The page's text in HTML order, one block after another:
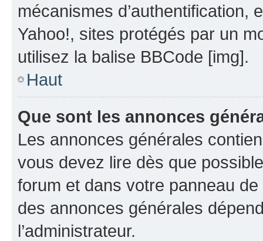
mécanismes d’authentification,
Yahoo!, sites protégés par un
utilisez la balise BBCode [img].
Haut
Que sont les annonces
Les annonces générales
vous devez lire dès que
forum et dans votre panneau
des annonces générales
l’administrateur.